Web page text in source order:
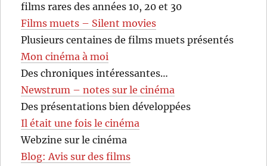
films rares des années 10, 20 et 30
Films muets – Silent movies
Plusieurs centaines de films muets présentés
Mon cinéma à moi
Des chroniques intéressantes…
Newstrum – notes sur le cinéma
Des présentations bien développées
Il était une fois le cinéma
Webzine sur le cinéma
Blog: Avis sur des films